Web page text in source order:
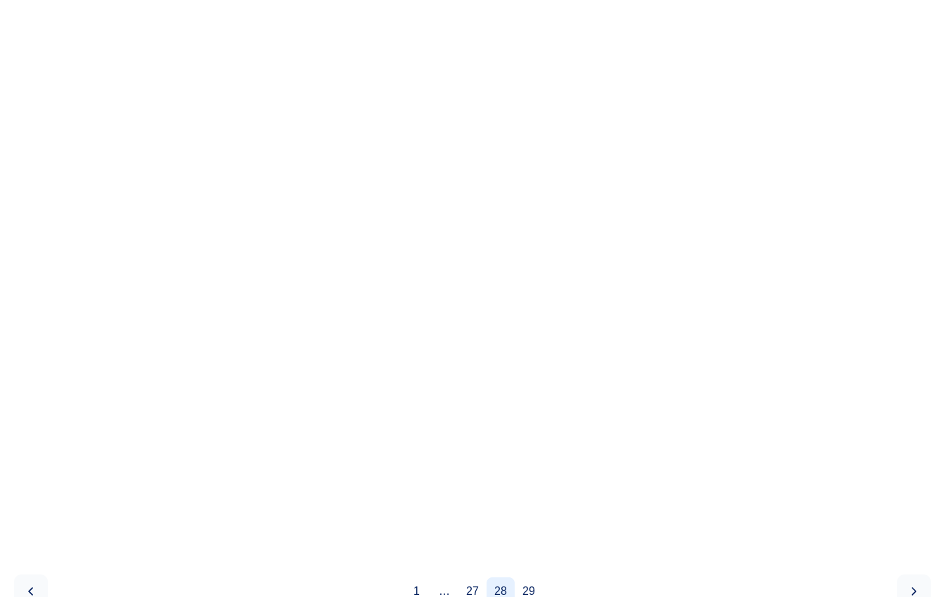
1 … 27 28 29